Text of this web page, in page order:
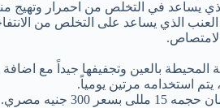
يساعد في التخلص من احمرار وتهيج
الذي يساعد على التخلص من
بالعين وتجفيفها جيداً مع اضافة
جنيه مصري.